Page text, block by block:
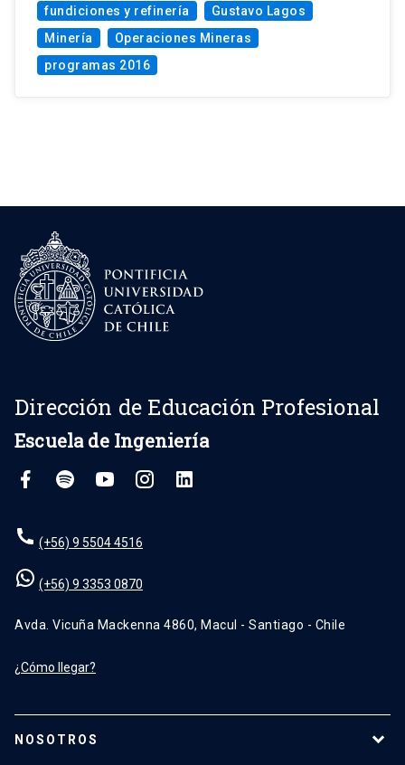
fundiciones y refinería
Gustavo Lagos
Minería
Operaciones Mineras
programas 2016
Dirección de Educación Profesional
Escuela de Ingeniería
(+56) 9 5504 4516
(+56) 9 3353 0870
Avda. Vicuña Mackenna 4860, Macul - Santiago - Chile
¿Cómo llegar?
NOSOTROS